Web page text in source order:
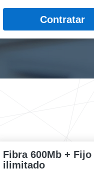
Contratar
Fibra 600Mb + Fijo
ilimitado